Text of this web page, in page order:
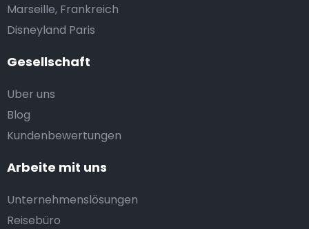
Gesellschaft
Uber uns
Blog
Kundenbewertungen
Arbeite mit uns
Unternehmenslösungen
Reisebüro
Marseille, Frankreich
Disneyland Paris